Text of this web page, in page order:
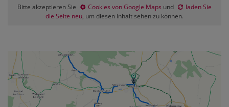
Bitte akzeptieren Sie
Cookies von Google Maps und
laden Sie
die Seite neu, um diesen Inhalt sehen zu können.